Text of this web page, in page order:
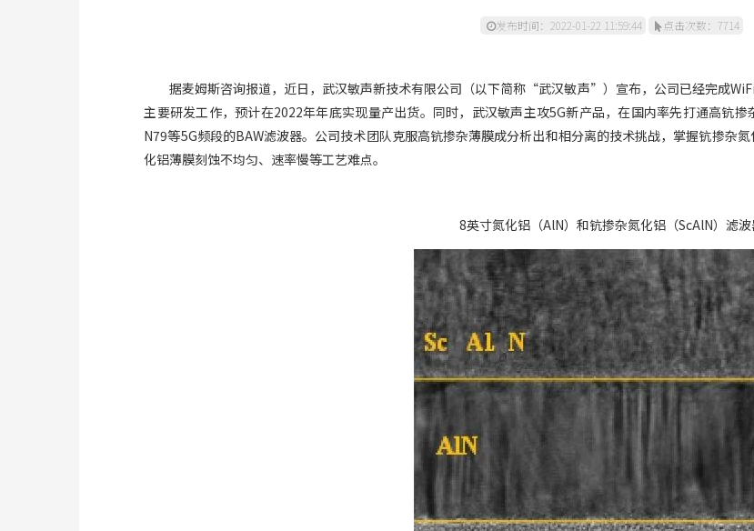
发布时间：2022-01-22 11:59:44 点击次数：7714
据麦姆斯咨询报道，近日，武汉敏声新技术有限公司（以下简称“武汉敏声”）宣布，公司已经完成
主要研发工作，预计在2022年年底实现量产出货。同时，武汉敏声主攻5G新产品，在国内率先打通高钪掺
N79等5G频段的BAW滤波器。公司技术团队克服高钪掺杂薄膜成分析出和相分离的技术挑战，掌握钪掺杂
化铝薄膜刻蚀不均匀、速率慢等工艺难点。
8英寸氮化铝（AlN）和钪掺杂氮化铝（ScAlN）滤